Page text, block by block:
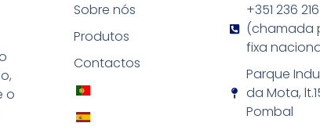
o
Sobre nós
Produtos
Contactos
+351 236
(chamada
fixa
Parque
da Mota,
Pombal